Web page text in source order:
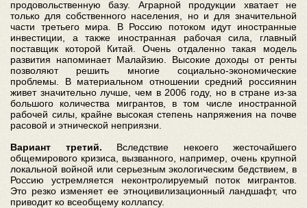
продовольственную базу. Аграрной продукции хватает не
только для собственного населения, но и для значительной
части третьего мира. В Россию потоком идут иностранные
инвестиции, а также иностранная рабочая сила, главный
поставщик которой Китай. Очень отдаленно такая модель
развития напоминает Малайзию. Высокие доходы от ренты
позволяют решить многие социально-экономические
проблемы. В материальном отношении средний россиянин
живет значительно лучше, чем в 2006 году, но в стране из-за
большого количества мигрантов, в том числе иностранной
рабочей силы, крайне высокая степень напряжения на почве
расовой и этнической неприязни.
Вариант третий. Вследствие некоего жесточайшего
общемирового кризиса, вызванного, например, очень крупной
локальной войной или серьезным экологическим бедствием, в
Россию устремляется неконтролируемый поток мигрантов.
Это резко изменяет ее этноцивилизационный ландшафт, что
приводит ко всеобщему коллапсу.